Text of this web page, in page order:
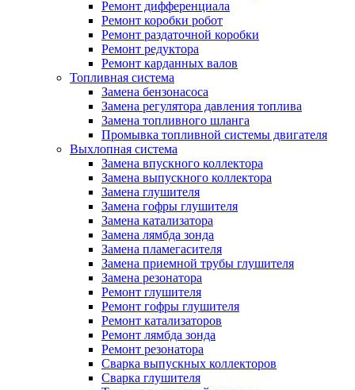
Ремонт дифференциала
Ремонт коробки робот
Ремонт раздаточной коробки
Ремонт редуктора
Ремонт карданных валов
Топливная система
Замена бензонасоса
Замена регулятора давления топлива
Замена топливного шланга
Промывка топливной системы двигателя
Выхлопная система
Замена впускного коллектора
Замена выпускного коллектора
Замена глушителя
Замена гофры глушителя
Замена катализатора
Замена лямбда зонда
Замена пламегасителя
Замена приемной трубы глушителя
Замена резонатора
Ремонт глушителя
Ремонт гофры глушителя
Ремонт катализаторов
Ремонт лямбда зонда
Ремонт резонатора
Сварка выпускных коллекторов
Сварка глушителя